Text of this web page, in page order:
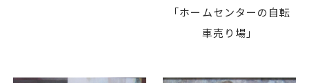
「ホームセンターの自転
車売り場」